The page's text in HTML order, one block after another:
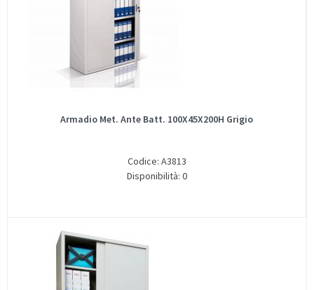
Armadio Met. Ante Batt. 100X45X200H Grigio
Codice: A3813
Disponibilità: 0